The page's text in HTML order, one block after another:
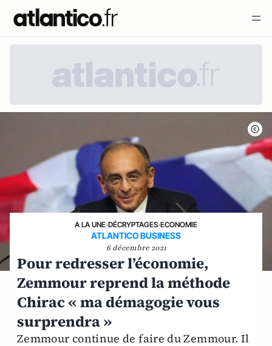
A LA UNE›DÉCRYPTAGES›ECONOMIE
ATLANTICO BUSINESS
6 décembre 2021
Pour redresser l’économie,
Zemmour reprend la méthode
Chirac « ma démagogie vous
surprendra »
Zemmour continue de faire du Zemmour. Il